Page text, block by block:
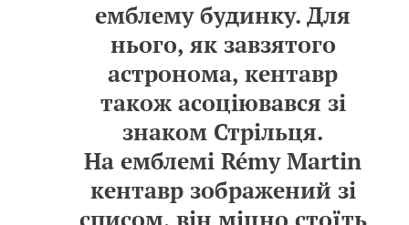
емблему будинку. Для
нього, як завзятого
астронома, кентавр
також асоціювався зі
знаком Стрільця.
На емблемі Rémy Martin
кентавр зображений зі